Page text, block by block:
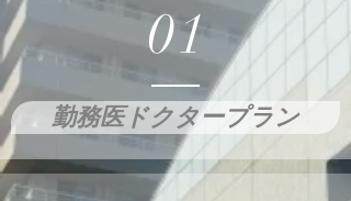
01
勤務医ドクタープラン